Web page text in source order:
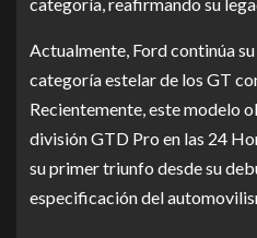
categoría, reafirmando su
Actualmente, Ford continúa
categoría estelar de los GT
Recientemente, este modelo
división GTD Pro en las 24
su primer triunfo desde su
especificación del